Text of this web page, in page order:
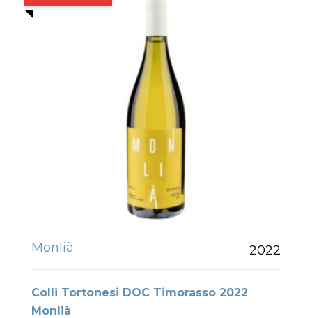
Monlià 2022
Colli Tortonesi DOC Timorasso 2022
Monlià